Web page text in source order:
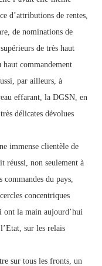
d’attributions de rentes,
de nominations de
de très haut
commandement
par ailleurs, à
effarant, la DGSN, en
délicates dévolues
immense clientèle de
réussi, non seulement à
commandes du pays,
concentriques
ont la main aujourd’hui
sur les relais
sur tous les fronts, un